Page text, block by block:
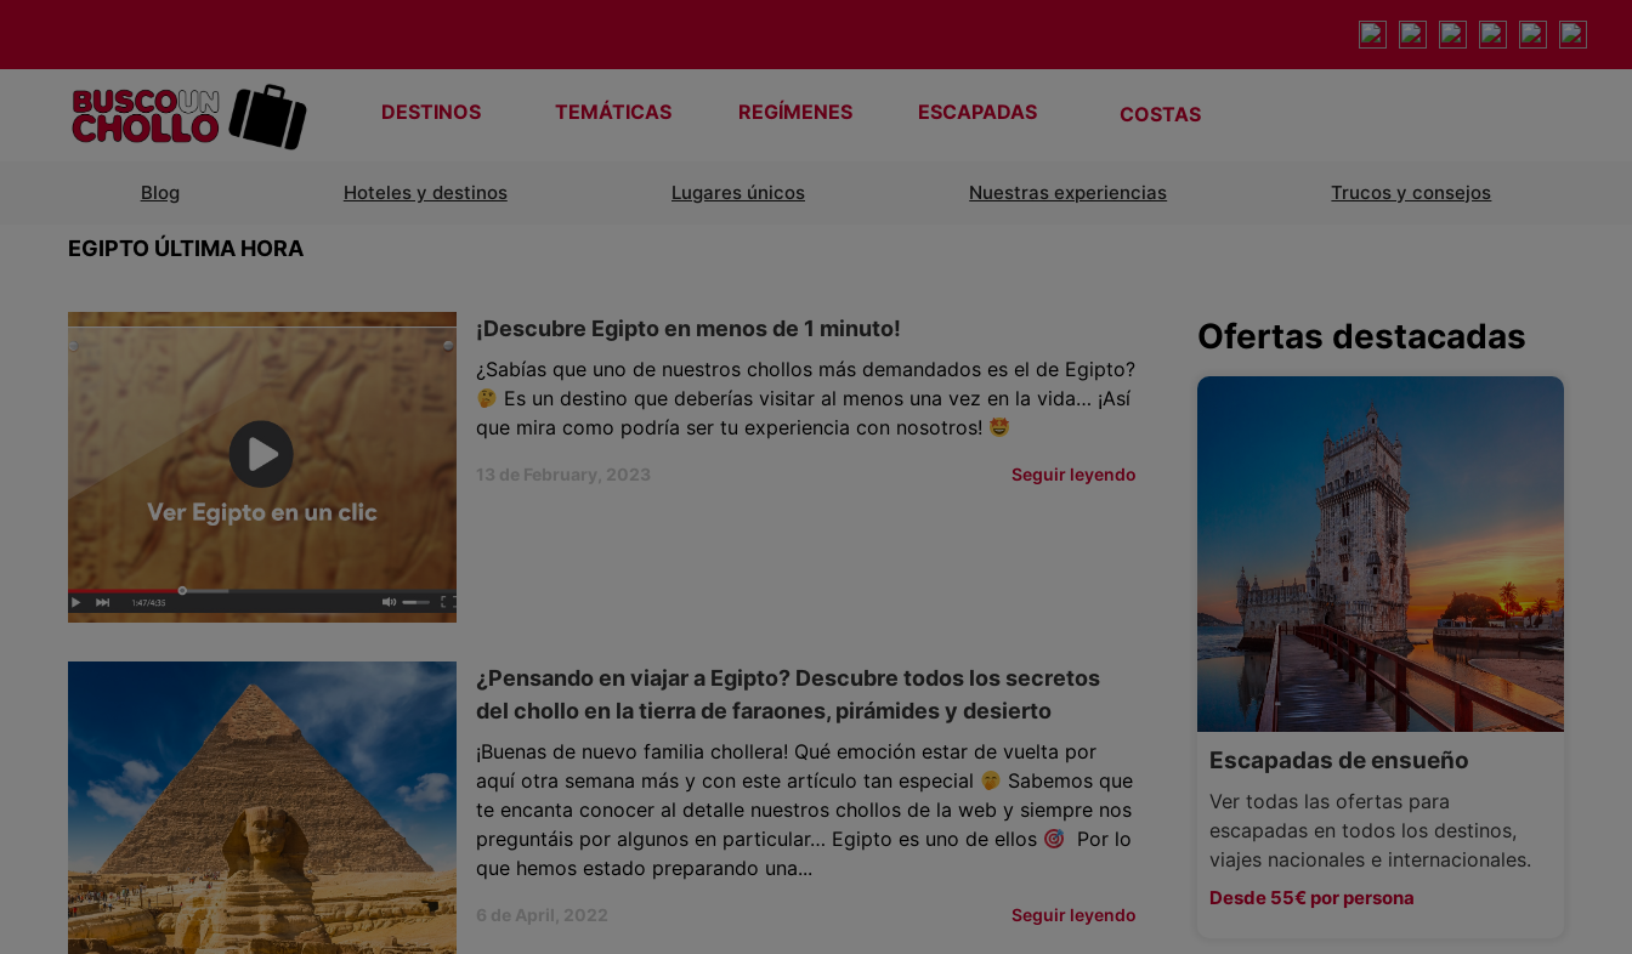
DESTINOS TEMÁTICAS REGÍMENES ESCAPADAS COSTAS
Blog Hoteles y destinos Lugares únicos Nuestras experiencias Trucos y consejos
EGIPTO ÚLTIMA HORA
¡Descubre Egipto en menos de 1 minuto!
¿Sabías que uno de nuestros chollos más demandados es el de Egipto?
Es un destino que deberías visitar al menos una vez en la vida… ¡Así
que mira como podría ser tu experiencia con nosotros!
13 de February, 2023 Seguir leyendo
¿Pensando en viajar a Egipto? Descubre todos los secretos
del chollo en la tierra de faraones, pirámides y desierto
¡Buenas de nuevo familia chollera! Qué emoción estar de vuelta por
aquí otra semana más y con este artículo tan especial
Sabemos que
te encanta conocer al detalle nuestros chollos de la web y siempre nos
preguntáis por algunos en particular… Egipto es uno de ellos
Por lo
que hemos estado preparando una...
6 de April, 2022 Seguir leyendo
Ofertas destacadas
Escapadas de ensueño
Ver todas las ofertas para
escapadas en todos los destinos,
viajes nacionales e internacionales.
Desde 55€ por persona